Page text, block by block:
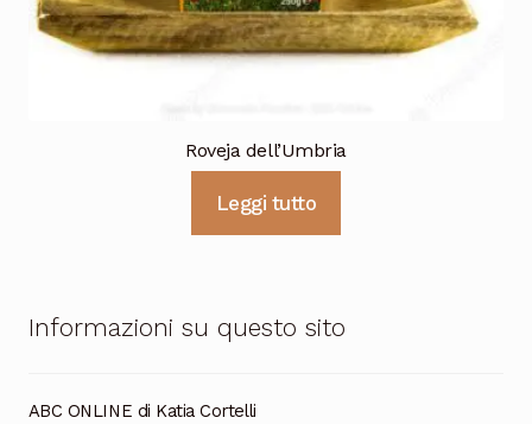
Roveja dell’Umbria
Leggi tutto
Informazioni su questo sito
ABC ONLINE di Katia Cortelli